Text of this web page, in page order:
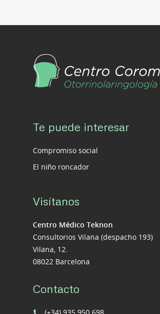
Te puede interesar
Compromiso social
El niño roncador
Visítanos
Centro Médico Teknon
Consultorios Vilana (despacho 193)
Vilana, 12.
08022 Barcelona
Contacto
(+34) 935 950 698